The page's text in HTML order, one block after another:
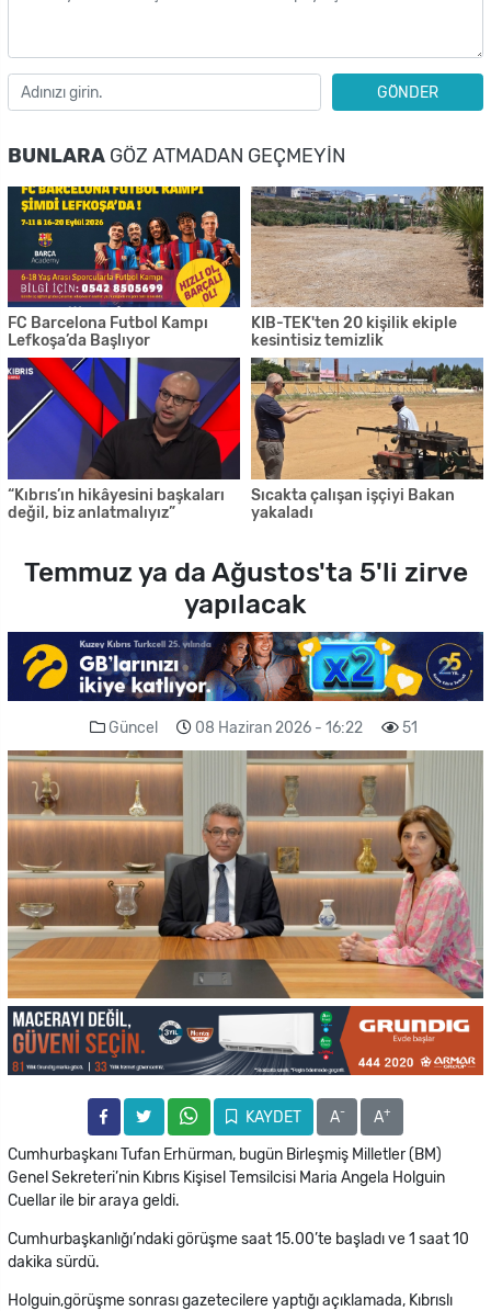
GÖNDER
BUNLARA GÖZ ATMADAN GEÇMEYIN
FC Barcelona Futbol Kampı
Lefkoşa’da Başlıyor
KIB-TEK'ten 20 kişilik ekiple
kesintisiz temizlik
“Kıbrıs’ın hikâyesini başkaları
değil, biz anlatmalıyız”
Sıcakta çalışan işçiyi Bakan
yakaladı
Temmuz ya da Ağustos'ta 5'li zirve
yapılacak
Güncel 08 Haziran 2026 - 16:22 51
KAYDET A- A+
Cumhurbaşkanı Tufan Erhürman, bugün Birleşmiş Milletler (BM)
Genel Sekreteri’nin Kıbrıs Kişisel Temsilcisi Maria Angela Holguin
Cuellar ile bir araya geldi.
Cumhurbaşkanlığı’ndaki görüşme saat 15.00’te başladı ve 1 saat 10
dakika sürdü.
Holguin,görüşme sonrası gazetecilere yaptığı açıklamada, Kıbrıslı